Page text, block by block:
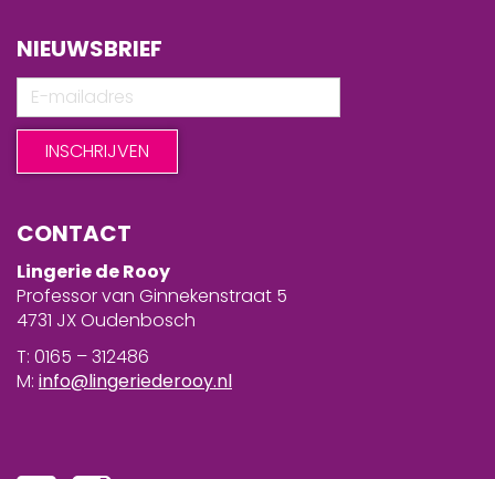
NIEUWSBRIEF
CONTACT
Lingerie de Rooy
Professor van Ginnekenstraat 5
4731 JX Oudenbosch
T: 0165 – 312486
M: info@lingeriederooy.nl